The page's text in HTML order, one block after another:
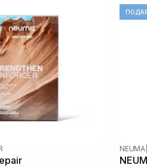
NEUMA